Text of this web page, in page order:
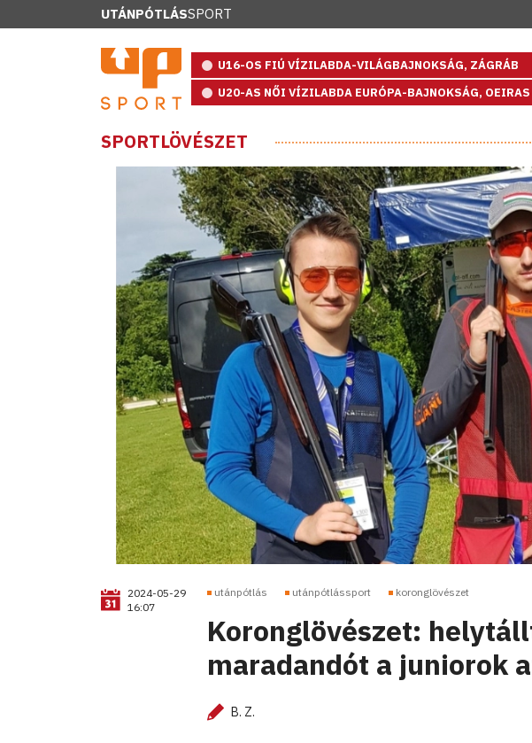
UTÁNPÓTLÁSSPORT
U16-OS FIÚ VÍZILABDA-VILÁGBAJNOKSÁG, ZÁGRÁB
U20-AS NŐI VÍZILABDA EURÓPA-BAJNOKSÁG, OEIRAS
SPORTLÖVÉSZET
2024-05-29
16:07
utánpótlás utánpótlássport koronglövészet
Koronglövészet:
maradandót a juniorok
B. Z.